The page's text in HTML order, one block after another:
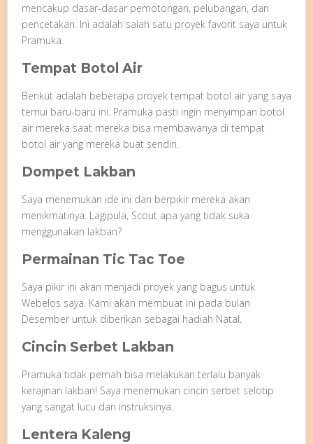
mencakup dasar-dasar pemotongan, pelubangan, dan
pencetakan. Ini adalah salah satu proyek favorit saya untuk
Pramuka.
Tempat Botol Air
Berikut adalah beberapa proyek tempat botol air yang saya
temui baru-baru ini. Pramuka pasti ingin menyimpan botol
air mereka saat mereka bisa membawanya di tempat
botol air yang mereka buat sendiri.
Dompet Lakban
Saya menemukan ide ini dan berpikir mereka akan
menikmatinya. Lagipula, Scout apa yang tidak suka
menggunakan lakban?
Permainan Tic Tac Toe
Saya pikir ini akan menjadi proyek yang bagus untuk
Webelos saya. Kami akan membuat ini pada bulan
Desember untuk diberikan sebagai hadiah Natal.
Cincin Serbet Lakban
Pramuka tidak pernah bisa melakukan terlalu banyak
kerajinan lakban! Saya menemukan cincin serbet selotip
yang sangat lucu dan instruksinya.
Lentera Kaleng